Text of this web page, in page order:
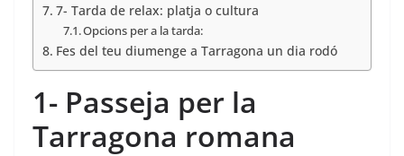
7- Tarda de relax: platja o cultura
Opcions per a la tarda:
Fes del teu diumenge a Tarragona un dia rodó
1- Passeja per la
Tarragona romana